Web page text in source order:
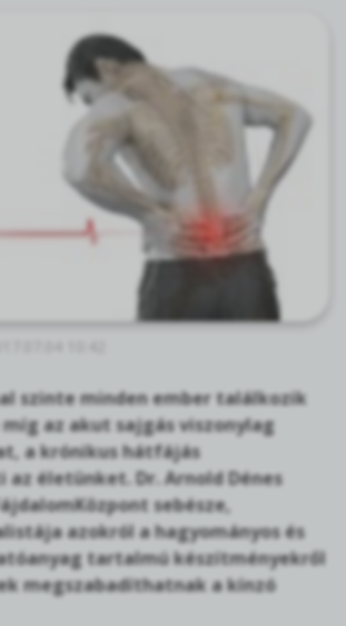
szinte minden ember találkozik
az akut sajgás viszonylag
a krónikus hátfájás
életünket. Dr. Arnold Dénes
sebésze,
azokról a hagyományos és
tartalmú készítményekről
megszabadíthatnak a kínzó